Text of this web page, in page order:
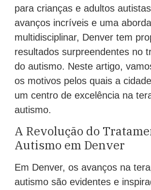
para crianças e adultos
avanços incríveis e uma
multidisciplinar, Denver tem
resultados surpreendentes no
do autismo. Neste artigo,
os motivos pelos quais a
um centro de excelência na
autismo.
A Revolução do
Autismo em Denver
Em Denver, os avanços na
autismo são evidentes e